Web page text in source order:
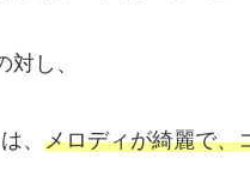
し、
は、 メロディが綺麗で、